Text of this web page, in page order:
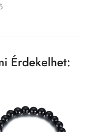
Érdekelhet: